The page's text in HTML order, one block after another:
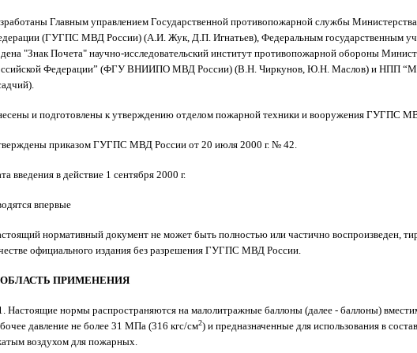
Главным управлением Государственной противопожарной службы
(ГУГПС МВД России) (А.И. Жук, Д.П. Игнатьев), Федеральным государственным
"Знак Почета" научно-исследовательский институт противопожарной обороны
Федерации” (ФГУ ВНИИПО МВД России) (В.Н. Чиркунов, Ю.Н. Маслов) и НПП
и подготовлены к утверждению отделом пожарной техники и вооружения ГУГПС
приказом ГУГПС МВД России от 20 июля 2000 г. № 42.
введения в действие 1 сентября 2000 г.
впервые
нормативный документ не может быть полностью или частично воспроизведен,
официального издания без разрешения ГУГПС МВД России.
ОБЛАСТЬ ПРИМЕНЕНИЯ
Настоящие нормы распространяются на малолитражные баллоны (далее - баллоны)
давление не более 31 МПа (316 кгс/см2) и предназначенные для использования в
воздухом для пожарных.